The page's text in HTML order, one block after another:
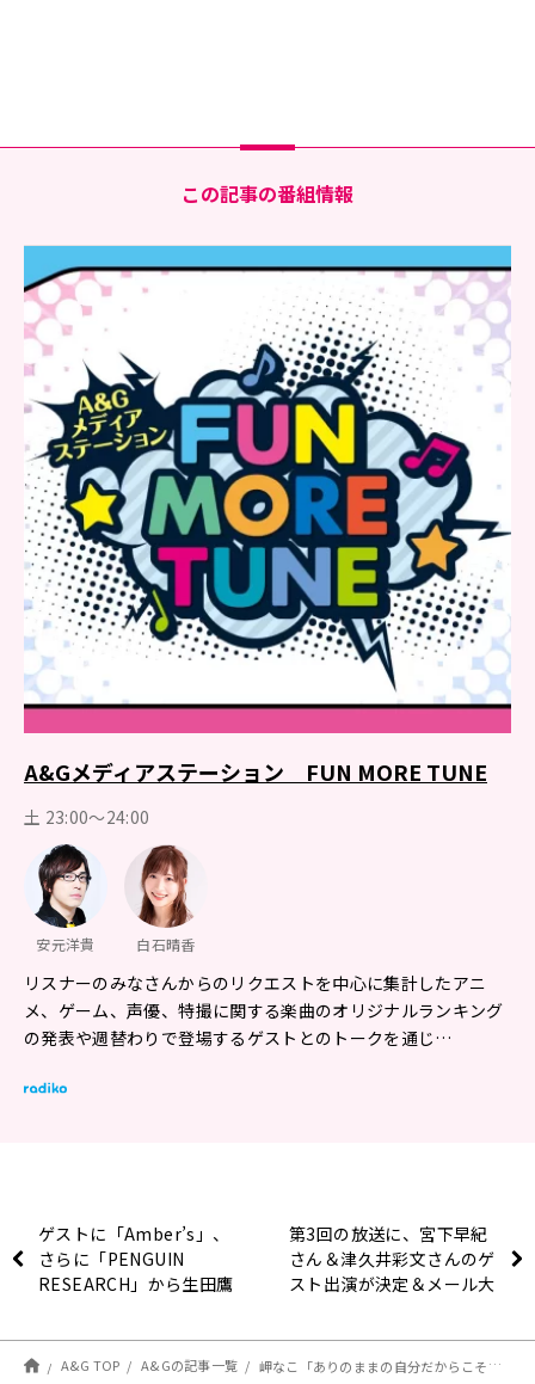
この記事の番組情報
A&Gメディアステーション FUN MORE TUNE
土 23:00～24:00
安元洋貴 白石晴香
リスナーのみなさんからのリクエストを中心に集計したアニ
メ、ゲーム、声優、特撮に関する楽曲のオリジナルランキング
の発表や週替わりで登場するゲストとのトークを通じ…
ゲストに「Amber’s」、
さらに「PENGUIN
RESEARCH」から生田鷹
第3回の放送に、宮下早紀
さん＆津久井彩文さんのゲ
スト出演が決定＆メール大
棄遺跡』
A&G TOP A&Gの記事一覧 岬なこ「ありのままの自分だからこそ前を向ける」ニューシングル『ちいさな蕾』に込めた想い！